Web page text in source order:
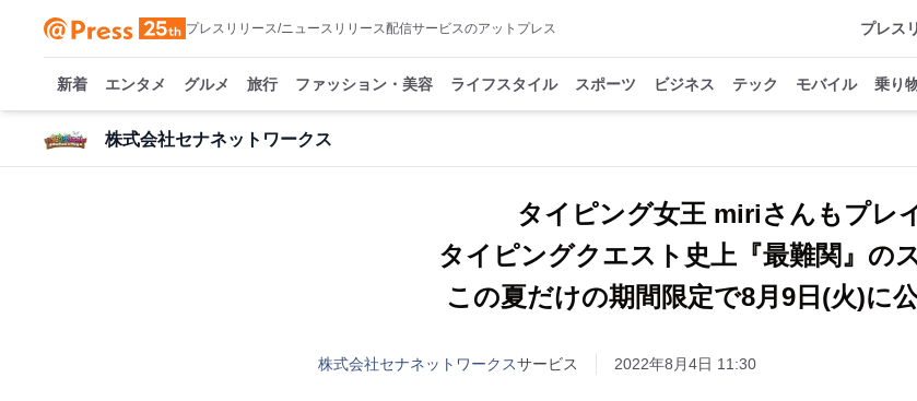
プレスリリース/ニュースリリース配信サービスのアットプレス プレス
新着 エンタメ グルメ 旅行 ファッション・美容 ライフスタイル スポーツ ビジネス テック モバイル 乗り
株式会社セナネットワークス
タイピング女王 miriさんもプレ
タイピングクエスト史上『最難関』の
この夏だけの期間限定で8月9日(火)に
株式会社セナネットワークスサービス 2022年8月4日 11:30